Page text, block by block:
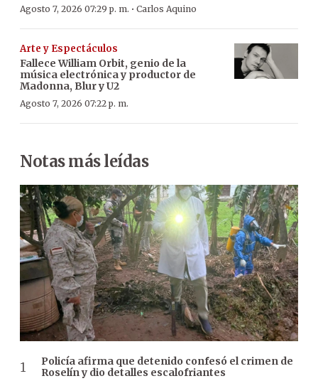
Agosto 7, 2026 07:29 p. m. · Carlos Aquino
Arte y Espectáculos
Fallece William Orbit, genio de la
música electrónica y productor de
Madonna, Blur y U2
Agosto 7, 2026 07:22 p. m.
Notas más leídas
Policía afirma que detenido confesó el crimen de
Roselín y dio detalles escalofriantes